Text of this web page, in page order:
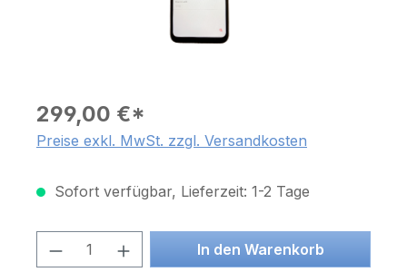
299,00 €*
Preise exkl. MwSt. zzgl. Versandkosten
Sofort verfügbar, Lieferzeit: 1-2 Tage
Produkt Anzahl: Gib den
In den Warenkorb